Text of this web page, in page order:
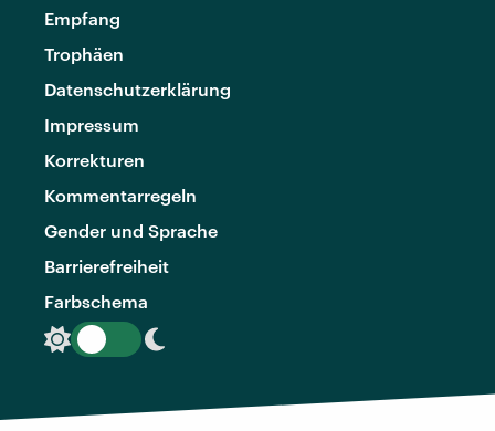
Empfang
Trophäen
Datenschutzerklärung
Impressum
Korrekturen
Kommentarregeln
Gender und Sprache
Barrierefreiheit
Farbschema